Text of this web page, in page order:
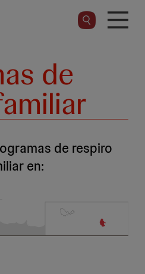
de
de respiro
en: